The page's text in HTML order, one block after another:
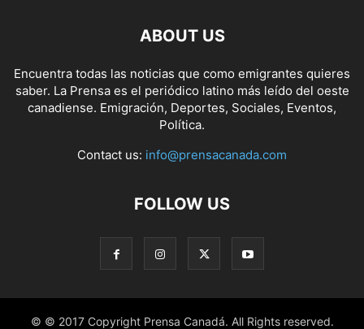
ABOUT US
Encuentra todas las noticias que como emigrantes quieres
saber. La Prensa es el periódico latino más leído del oeste
canadiense. Emigración, Deportes, Sociales, Eventos,
Política.
Contact us: info@prensacanada.com
FOLLOW US
© © 2017 Copyright Prensa Canadá. All Rights reserved.